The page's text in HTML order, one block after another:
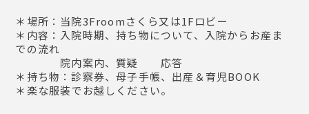
＊場所：当院3Froomさくら又は1Fロビー
＊内容：入院時期、持ち物について、入院からお産ま
での流れ
院内案内、質疑 応答
＊持ち物：診察券、母子手帳、出産＆育児BOOK
＊楽な服装でお越しください。